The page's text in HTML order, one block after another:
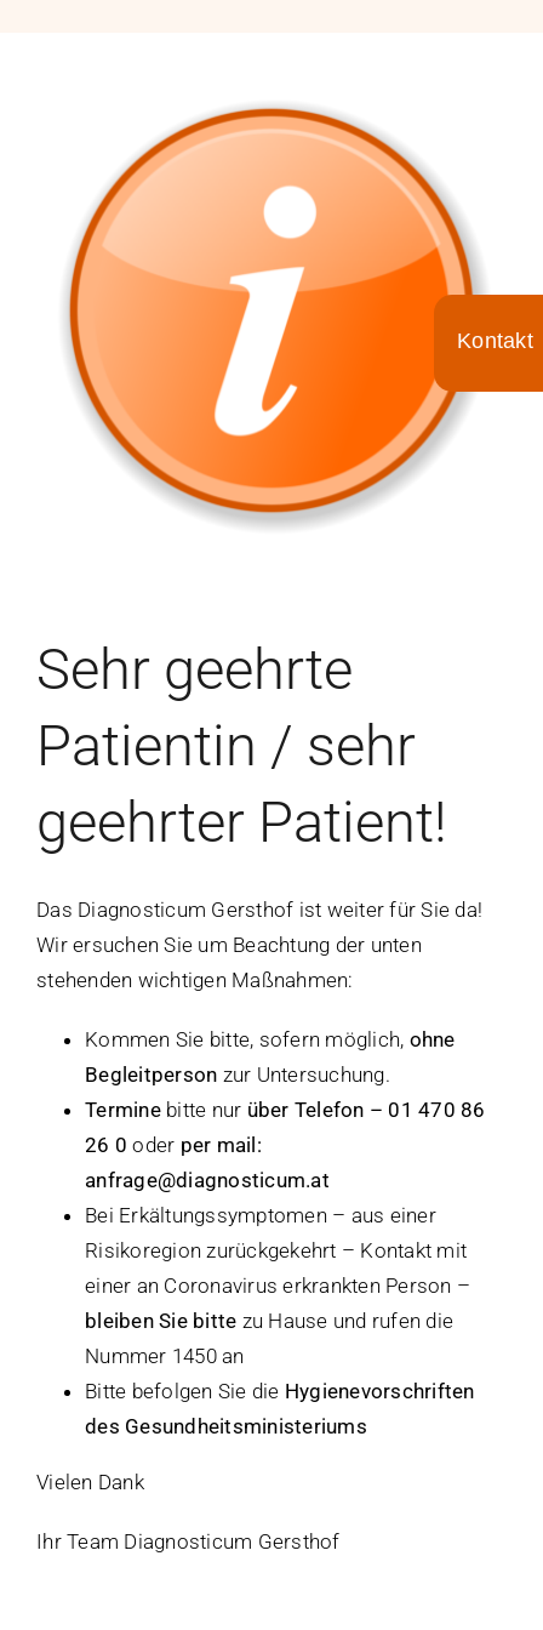
Termin/Wartezeiten
Kontakt
Sehr geehrte
Patientin / sehr
geehrter Patient!
Das Diagnosticum Gersthof ist weiter für Sie da!
Wir ersuchen Sie um Beachtung der unten
stehenden wichtigen Maßnahmen:
Kommen Sie bitte, sofern möglich, ohne
Begleitperson zur Untersuchung.
Terminebitte nur über Telefon – 01 470 86
26 0 oder per mail:
anfrage@diagnosticum.at
Bei Erkältungssymptomen – aus einer
Risikoregion zurückgekehrt – Kontakt mit
einer an Coronavirus erkrankten Person –
bleiben Sie bitte zu Hause und rufen die
Nummer 1450 an
Bitte befolgen Sie die Hygienevorschriften
des Gesundheitsministeriums
Vielen Dank
Ihr Team Diagnosticum Gersthof
Toggle
Sliding